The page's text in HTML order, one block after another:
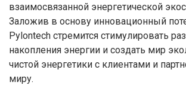
взаимосвязанной энергетической
Заложив в основу инновационный
Pylontech стремится стимулировать
накопления энергии и создать мир
чистой энергетики с клиентами и
миру.